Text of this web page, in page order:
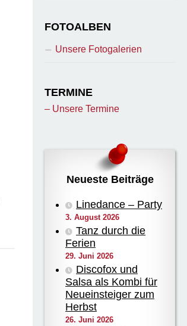
FOTOALBEN
Unsere Fotogalerien
TERMINE
– Unsere Termine
Neueste Beiträge
Linedance – Party
3. August 2026
Tanz durch die
Ferien
29. Juni 2026
Discofox und
Salsa als Kombi für
Neueinsteiger zum
Herbst
26. Juni 2026